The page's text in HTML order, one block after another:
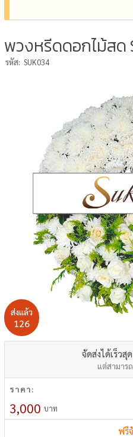
พวงหรีดดอกไม้สด
รหัส: SUK034
ส่งแล้ว
126
จัดส่งได้เร็วสุด
แต่สามาร
ราคา:
3,000 บาท
ฟรี